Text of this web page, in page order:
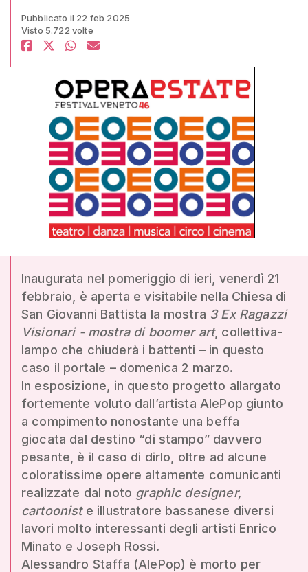
Pubblicato il 22 feb 2025
Visto 5.722 volte
Inaugurata nel pomeriggio di ieri, venerdì 21
febbraio, è aperta e visitabile nella Chiesa di
San Giovanni Battista la mostra 3 Ex Ragazzi
Visionari - mostra di boomer art, collettiva-
lampo che chiuderà i battenti – in questo
caso il portale – domenica 2 marzo.
In esposizione, in questo progetto allargato
fortemente voluto dall’artista AlePop giunto
a compimento nonostante una beffa
giocata dal destino “di stampo” davvero
pesante, è il caso di dirlo, oltre ad alcune
coloratissime opere altamente comunicanti
realizzate dal noto graphic designer,
cartooniste illustratore bassanese diversi
lavori molto interessanti degli artisti Enrico
Minato e Joseph Rossi.
Alessandro Staffa (AlePop) è morto per